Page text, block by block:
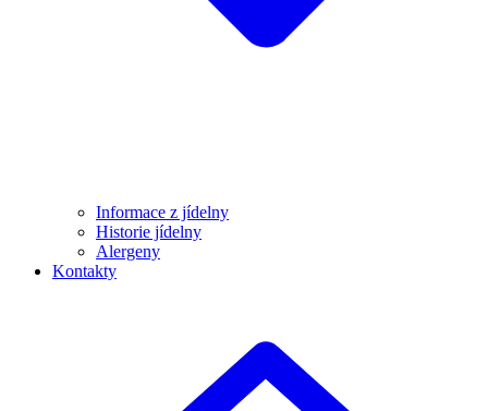
Informace z jídelny
Historie jídelny
Alergeny
Kontakty